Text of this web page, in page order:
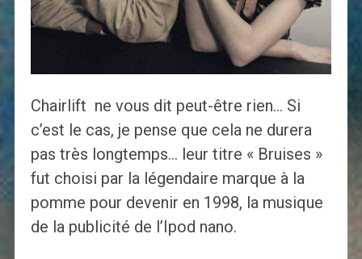
Chairlift ne vous dit peut-être rien… Si
c’est le cas, je pense que cela ne durera
pas très longtemps… leur titre « Bruises »
fut choisi par la légendaire marque à la
pomme pour devenir en 1998, la musique
de la publicité de l’Ipod nano.